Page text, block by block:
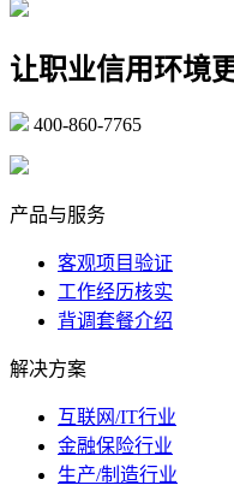
让职业信用环境
400-860-7765
产品与服务
客观项目验证
工作经历核实
背调套餐介绍
解决方案
互联网/IT行业
金融保险行业
生产/制造行业